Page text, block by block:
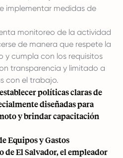
implementar medidas de
monitoreo de la actividad
de manera que respete la
y cumpla con los requisitos
transparencia y limitado a
con el trabajo.
políticas claras de
diseñadas para
y brindar capacitación
Equipos y Gastos
de El Salvador, el empleador